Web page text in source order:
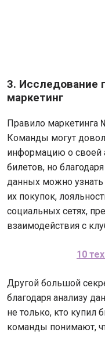
3. Исследование
маркетинг
Правило маркетинга
Команды могут
информацию о своей
билетов, но
данных можно
их покупок,
социальных сетях,
взаимодействия с
10
Другой большой
благодаря анализу
не только, кто купил
команды понимают,